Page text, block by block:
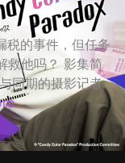
税的事件，但任务
救他吗？ 影集简
同期的摄影记者